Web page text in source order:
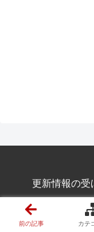
更新情報の受
広告・スポンサ
前の記事 カテ